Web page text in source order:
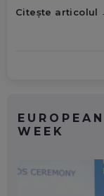
Citește articolul
WEEK